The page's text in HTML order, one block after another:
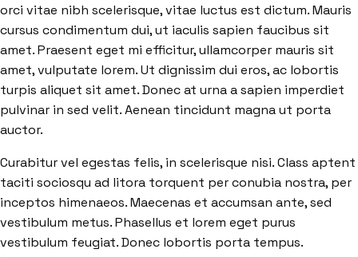
orci vitae nibh scelerisque, vitae luctus est dictum. Mauris
cursus condimentum dui, ut iaculis sapien faucibus sit
amet. Praesent eget mi efficitur, ullamcorper mauris sit
amet, vulputate lorem. Ut dignissim dui eros, ac lobortis
turpis aliquet sit amet. Donec at urna a sapien imperdiet
pulvinar in sed velit. Aenean tincidunt magna ut porta
auctor.
Curabitur vel egestas felis, in scelerisque nisi. Class aptent
taciti sociosqu ad litora torquent per conubia nostra, per
inceptos himenaeos. Maecenas et accumsan ante, sed
vestibulum metus. Phasellus et lorem eget purus
vestibulum feugiat. Donec lobortis porta tempus.